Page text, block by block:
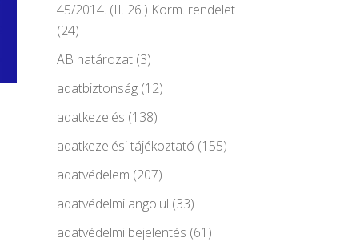
45/2014. (II. 26.) Korm. rendelet
(24)
AB határozat(3)
adatbiztonság(12)
adatkezelés (138)
adatkezelési tájékoztató (155)
adatvédelem (207)
adatvédelmi angolul (33)
adatvédelmi bejelentés (61)